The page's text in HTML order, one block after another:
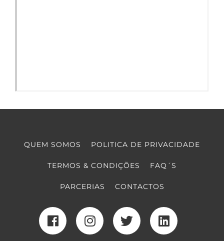
QUEM SOMOS POLITICA DE PRIVACIDADE
TERMOS & CONDIÇÕES FAQ´S
PARCERIAS CONTACTOS